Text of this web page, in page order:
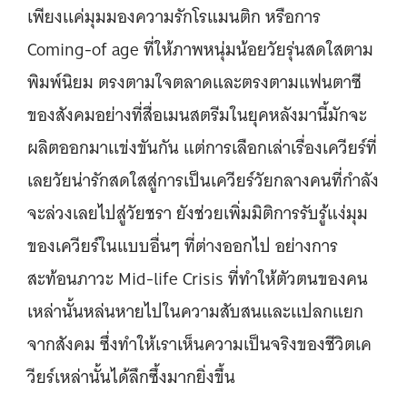
เพียงเเค่มุมมองความรักโรแมนติก หรือการ
Coming-of age ที่ให้ภาพหนุ่มน้อยวัยรุ่นสดใสตาม
พิมพ์นิยม ตรงตามใจตลาดและตรงตามแฟนตาซี
ของสังคมอย่างที่สื่อเมนสตรีมในยุคหลังมานี้มักจะ
ผลิตออกมาเเข่งขันกัน แต่การเลือกเล่าเรื่องเควียร์ที่
เลยวัยน่ารักสดใสสู่การเป็นเควียร์วัยกลางคนที่กำลัง
จะล่วงเลยไปสู่วัยชรา ยังช่วยเพิ่มมิติการรับรู้แง่มุม
ของเควียร์ในแบบอื่นๆ ที่ต่างออกไป อย่างการ
สะท้อนภาวะ Mid-life Crisis ที่ทำให้ตัวตนของคน
เหล่านั้นหล่นหายไปในความสับสนและเเปลกแยก
จากสังคม ซึ่งทำให้เราเห็นความเป็นจริงของชีวิตเค
วียร์เหล่านั้นได้ลึกซึ้งมากยิ่งขึ้น